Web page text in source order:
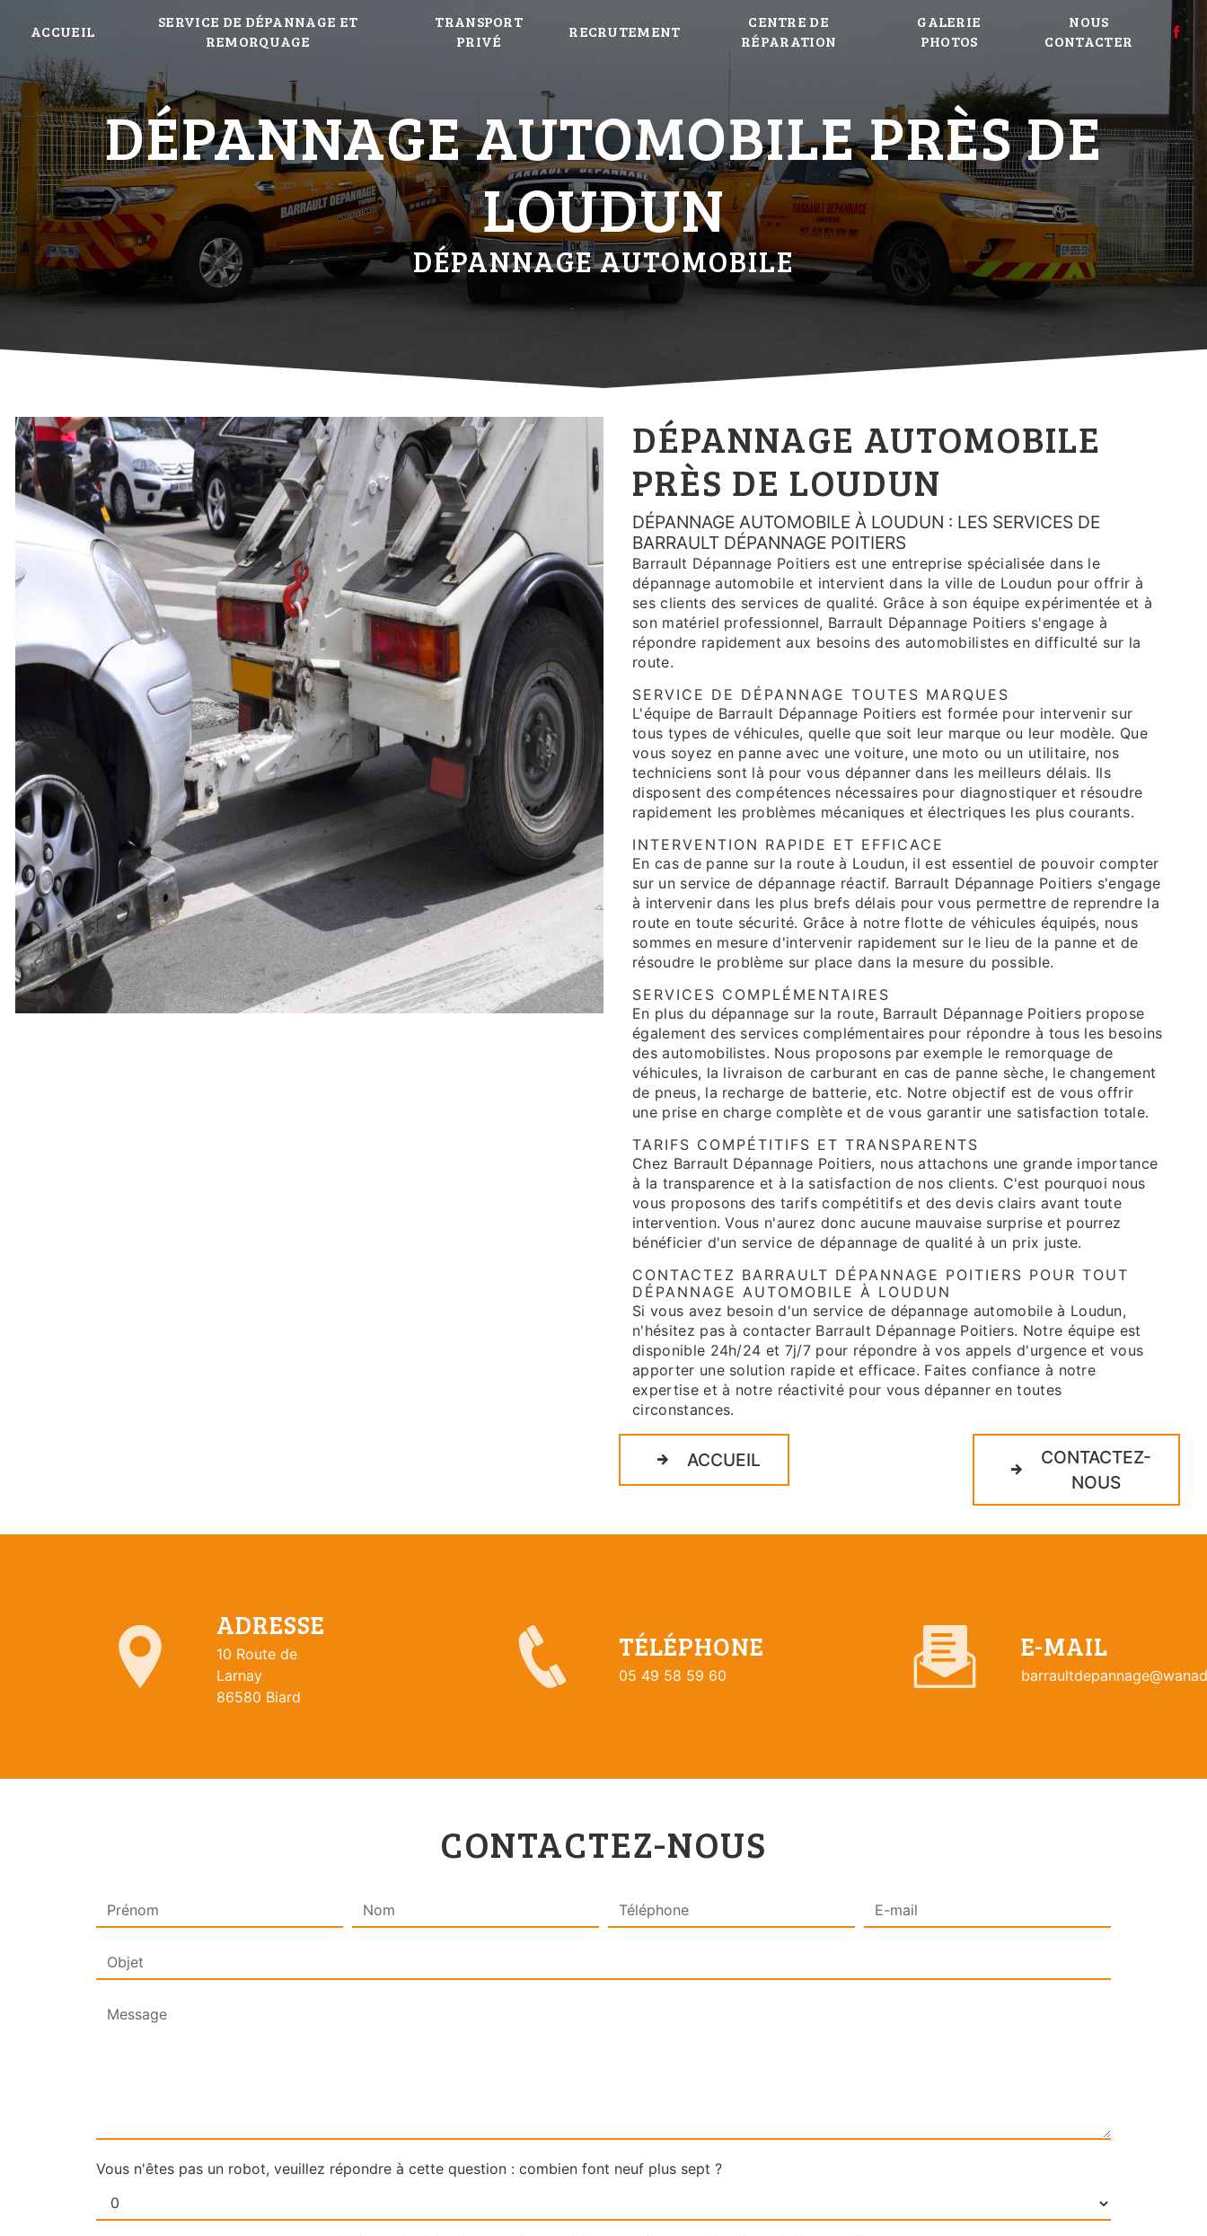
ACCUEIL
SERVICE DE DÉPANNAGE ET
REMORQUAGE
TRANSPORT
PRIVÉ
RECRUTEMENT
CENTRE DE
RÉPARATION
GALERIE
PHOTOS
NOUS
CONTACTER
DÉPANNAGE AUTOMOBILE PRÈS DE
LOUDUN
DÉPANNAGE AUTOMOBILE
DÉPANNAGE AUTOMOBILE
PRÈS DE LOUDUN
DÉPANNAGE AUTOMOBILE À LOUDUN : LES SERVICES DE
BARRAULT DÉPANNAGE POITIERS
Barrault Dépannage Poitiers est une entreprise spécialisée dans le
dépannage automobile et intervient dans la ville de Loudun pour offrir à
ses clients des services de qualité. Grâce à son équipe expérimentée et à
son matériel professionnel, Barrault Dépannage Poitiers s'engage à
répondre rapidement aux besoins des automobilistes en difficulté sur la
route.
SERVICE DE DÉPANNAGE TOUTES MARQUES
L'équipe de Barrault Dépannage Poitiers est formée pour intervenir sur
tous types de véhicules, quelle que soit leur marque ou leur modèle. Que
vous soyez en panne avec une voiture, une moto ou un utilitaire, nos
techniciens sont là pour vous dépanner dans les meilleurs délais. Ils
disposent des compétences nécessaires pour diagnostiquer et résoudre
rapidement les problèmes mécaniques et électriques les plus courants.
INTERVENTION RAPIDE ET EFFICACE
En cas de panne sur la route à Loudun, il est essentiel de pouvoir compter
sur un service de dépannage réactif. Barrault Dépannage Poitiers s'engage
à intervenir dans les plus brefs délais pour vous permettre de reprendre la
route en toute sécurité. Grâce à notre flotte de véhicules équipés, nous
sommes en mesure d'intervenir rapidement sur le lieu de la panne et de
résoudre le problème sur place dans la mesure du possible.
SERVICES COMPLÉMENTAIRES
En plus du dépannage sur la route, Barrault Dépannage Poitiers propose
également des services complémentaires pour répondre à tous les besoins
des automobilistes. Nous proposons par exemple le remorquage de
véhicules, la livraison de carburant en cas de panne sèche, le changement
de pneus, la recharge de batterie, etc. Notre objectif est de vous offrir
une prise en charge complète et de vous garantir une satisfaction totale.
TARIFS COMPÉTITIFS ET TRANSPARENTS
Chez Barrault Dépannage Poitiers, nous attachons une grande importance
à la transparence et à la satisfaction de nos clients. C'est pourquoi nous
vous proposons des tarifs compétitifs et des devis clairs avant toute
intervention. Vous n'aurez donc aucune mauvaise surprise et pourrez
bénéficier d'un service de dépannage de qualité à un prix juste.
CONTACTEZ BARRAULT DÉPANNAGE POITIERS POUR TOUT
DÉPANNAGE AUTOMOBILE À LOUDUN
Si vous avez besoin d'un service de dépannage automobile à Loudun,
n'hésitez pas à contacter Barrault Dépannage Poitiers. Notre équipe est
disponible 24h/24 et 7j/7 pour répondre à vos appels d'urgence et vous
apporter une solution rapide et efficace. Faites confiance à notre
expertise et à notre réactivité pour vous dépanner en toutes
circonstances.
ACCUEIL
CONTACTEZ-
NOUS
ADRESSE
10 Route de
Larnay
86580 Biard
TÉLÉPHONE
05 49 58 59 60
E-MAIL
CONTACTEZ-NOUS
Vous n'êtes pas un robot, veuillez répondre à cette question : combien font neuf plus sept ?